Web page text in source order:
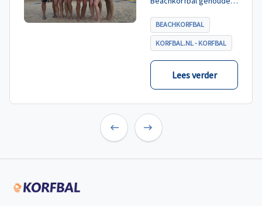
tegen België, die
eindigde in shoot-outs,
was het Nederland dat
er met het goud vandoor
BEACHKORFBAL
KORFBAL.NL - KORFBAL
Lees verder